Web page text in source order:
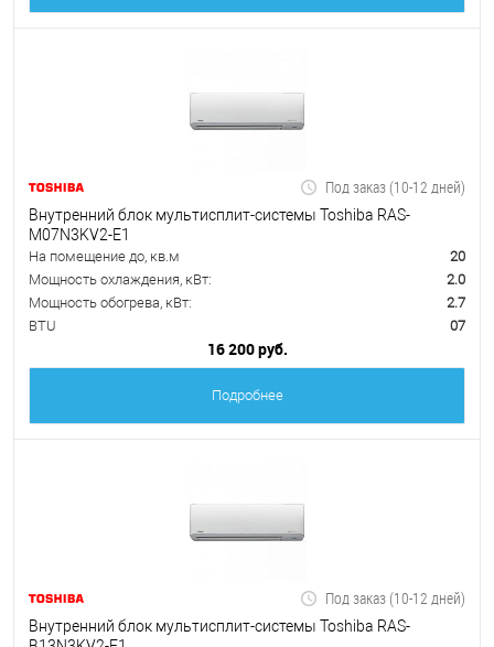
Под заказ (10-12 дней)
Внутренний блок мультисплит-системы Toshiba RAS-
M07N3KV2-E1
На помещение до, кв.м
20
Мощность охлаждения, кВт:
2.0
Мощность обогрева, кВт:
2.7
BTU
07
16 200 руб.
Подробнее
Под заказ (10-12 дней)
Внутренний блок мультисплит-системы Toshiba RAS-